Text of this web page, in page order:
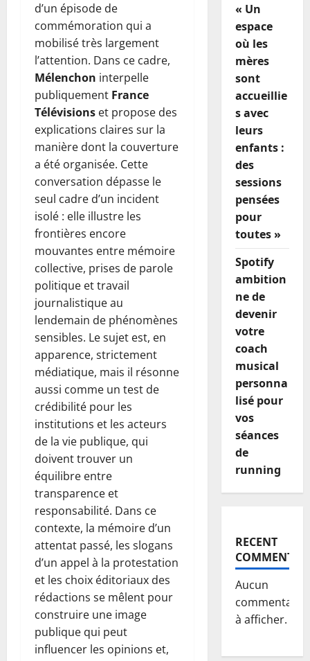
d’un épisode de
commémoration qui a
mobilisé très largement
l’attention. Dans ce cadre,
Mélenchon interpelle
publiquement France
Télévisions et propose des
explications claires sur la
manière dont la couverture
a été organisée. Cette
conversation dépasse le
seul cadre d’un incident
isolé : elle illustre les
frontières encore
mouvantes entre mémoire
collective, prises de parole
politique et travail
journalistique au
lendemain de phénomènes
sensibles. Le sujet est, en
apparence, strictement
médiatique, mais il résonne
aussi comme un test de
crédibilité pour les
institutions et les acteurs
de la vie publique, qui
doivent trouver un
équilibre entre
transparence et
responsabilité. Dans ce
contexte, la mémoire d’un
attentat passé, les slogans
d’un appel à la protestation
et les choix éditoriaux des
rédactions se mêlent pour
construire une image
publique qui peut
influencer les opinions et,
« Un
espace
où les
mères
sont
accueillie
s avec
leurs
enfants :
des
sessions
pensées
pour
toutes »
Spotify
ambition
ne de
devenir
votre
coach
musical
personna
lisé pour
vos
séances
de
running
RECENT
COMMENTS
Aucun
commentaire
à afficher.